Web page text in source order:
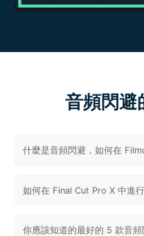
音頻閃避
什麼是音頻閃避，如何在
如何在 Final Cut Pro X 中進
你應該知道的最好的 5 款音頻